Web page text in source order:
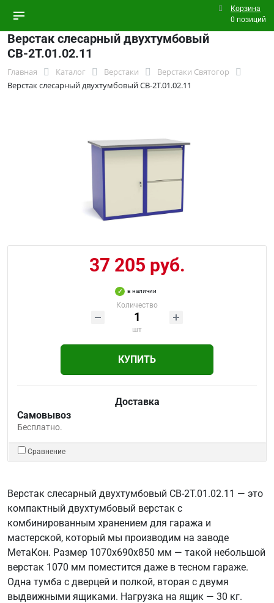
Корзина
0 позиций
Верстак слесарный двухтумбовый
СВ-2Т.01.02.11
Главная Каталог Верстаки
Верстаки Святогор
Верстак слесарный двухтумбовый СВ-2Т.01.02.11
37 205 руб.
в наличии
Количество
шт
КУПИТЬ
Доставка
Самовывоз
Бесплатно.
Сравнение
Верстак слесарный двухтумбовый СВ-2Т.01.02.11 — это
компактный двухтумбовый верстак с
комбинированным хранением для гаража и
мастерской, который мы производим на заводе
МетаКон. Размер 1070х690х850 мм — такой небольшой
верстак 1070 мм поместится даже в тесном гараже.
Одна тумба с дверцей и полкой, вторая с двумя
выдвижными ящиками. Нагрузка на ящик — 30 кг.